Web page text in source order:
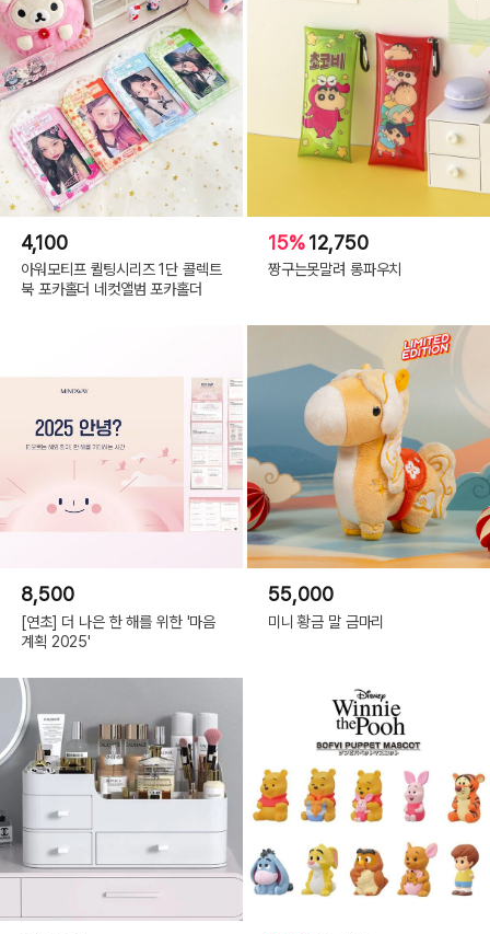
슈팅스타
4,100
아워모티프 퀼팅시리즈 1단 콜렉트
북 포카홀더 네컷앨범 포카홀더
15%12,750
짱구는못말려 롱파우치
8,500
[연초] 더 나은 한 해를 위한 '마음
계획 2025'
55,000
미니 황금 말 금마리